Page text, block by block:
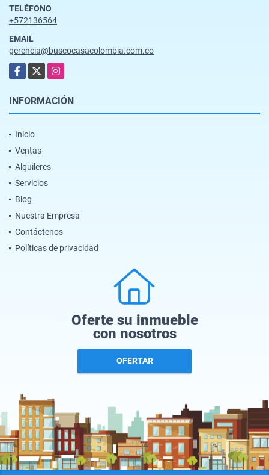
TELÉFONO
+572136564
EMAIL
gerencia@buscocasacolombia.com.co
Facebook
X Instagram
INFORMACIÓN
Inicio
Ventas
Alquileres
Servicios
Blog
Nuestra Empresa
Contáctenos
Políticas de privacidad
Oferte su inmueble
con nosotros
OFERTAR